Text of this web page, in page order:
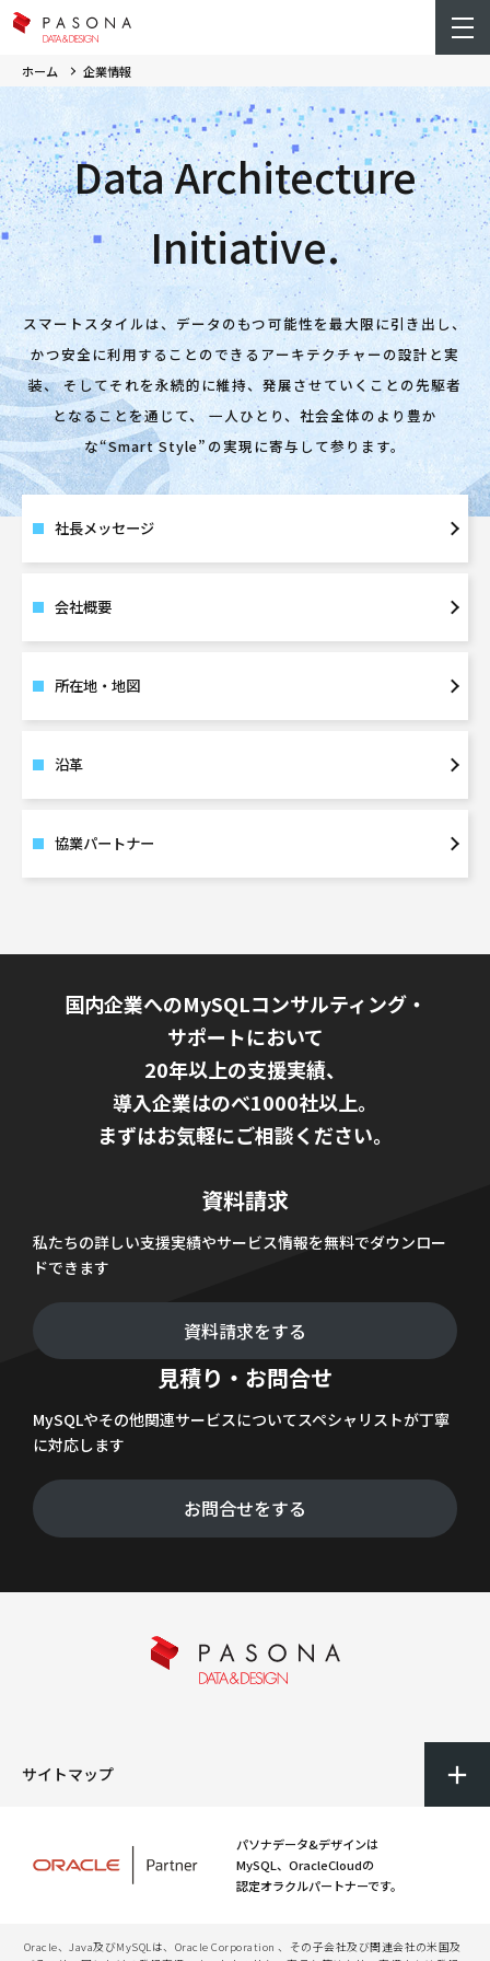
ホーム 企業情報
Data Architecture
Initiative.
スマートスタイルは、データのもつ可能性を最大限に引き出し、
かつ安全に利用することのできるアーキテクチャーの設計と実
装、そしてそれを永続的に維持、発展させていくことの先駆者
となることを通じて、一人ひとり、社会全体のより豊か
な“Smart Style”の実現に寄与して参ります。
社長メッセージ
会社概要
所在地・地図
沿革
協業パートナー
国内企業へのMySQLコンサルティング・
サポートにおいて
20年以上の支援実績、
導入企業はのべ1000社以上。
まずはお気軽にご相談ください。
資料請求
私たちの詳しい支援実績やサービス情報を無料でダウンロー
ドできます
資料請求をする
見積り・お問合せ
MySQLやその他関連サービスについてスペシャリストが丁寧
に対応します
お問合せをする
サイトマップ
パソナデータ&デザインは
MySQL、OracleCloudの
認定オラクルパートナーです。
Oracle、Java及びMySQLは、Oracle Corporation 、その子会社及び関連会社の米国及